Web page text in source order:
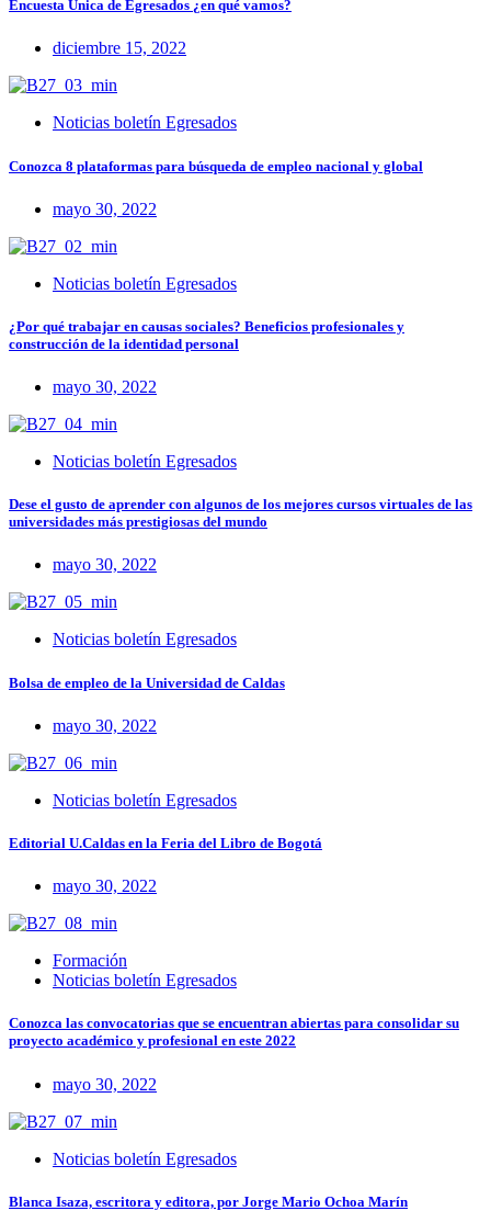
Encuesta Única de Egresados ¿en qué vamos?
diciembre 15, 2022
Noticias boletín Egresados
Conozca 8 plataformas para búsqueda de empleo nacional y global
mayo 30, 2022
Noticias boletín Egresados
¿Por qué trabajar en causas sociales? Beneficios profesionales y
construcción de la identidad personal
mayo 30, 2022
Noticias boletín Egresados
Dese el gusto de aprender con algunos de los mejores cursos virtuales de las
universidades más prestigiosas del mundo
mayo 30, 2022
Noticias boletín Egresados
Bolsa de empleo de la Universidad de Caldas
mayo 30, 2022
Noticias boletín Egresados
Editorial U.Caldas en la Feria del Libro de Bogotá
mayo 30, 2022
Formación
Noticias boletín Egresados
Conozca las convocatorias que se encuentran abiertas para consolidar su
proyecto académico y profesional en este 2022
mayo 30, 2022
Noticias boletín Egresados
Blanca Isaza, escritora y editora, por Jorge Mario Ochoa Marín